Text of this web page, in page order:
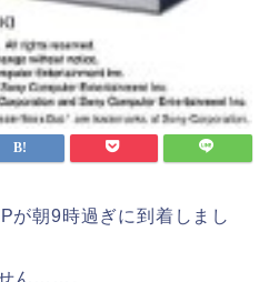
が朝9時過ぎに到着しまし
ん……。